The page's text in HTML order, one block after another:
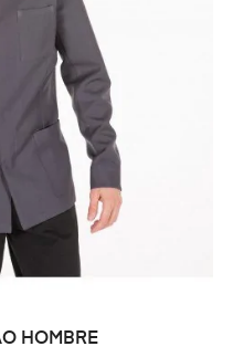
HOMBRE